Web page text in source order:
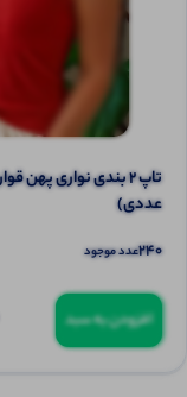
عددی)
240عدد موجود
افزودن به سبد